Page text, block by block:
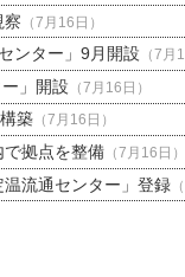
察 （7月16日）
ンター」9月開設 （7月
」開設 （7月16日）
築（7月16日）
拠点を整備（7月16日）
流通センター」登録